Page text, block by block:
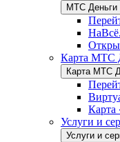
МТС Деньги
Карта МТС
Карта МТС
Услуги и
Услуги и